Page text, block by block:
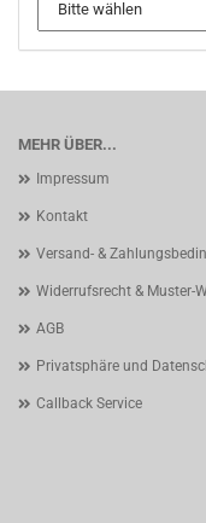
MEHR ÜBER...
Impressum
Kontakt
Versand- &
Widerrufsrecht & Muster-
AGB
Privatsphäre und
Callback Service